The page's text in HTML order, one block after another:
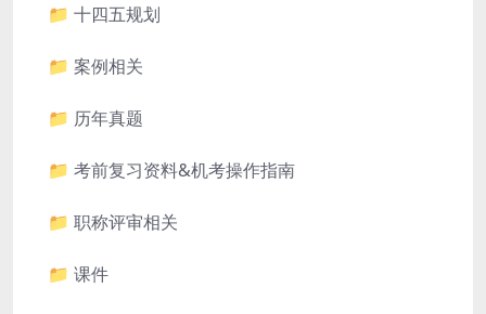
📁 十四五规划
📁 案例相关
📁 历年真题
📁 考前复习资料&机考操作指南
📁 职称评审相关
📁 课件